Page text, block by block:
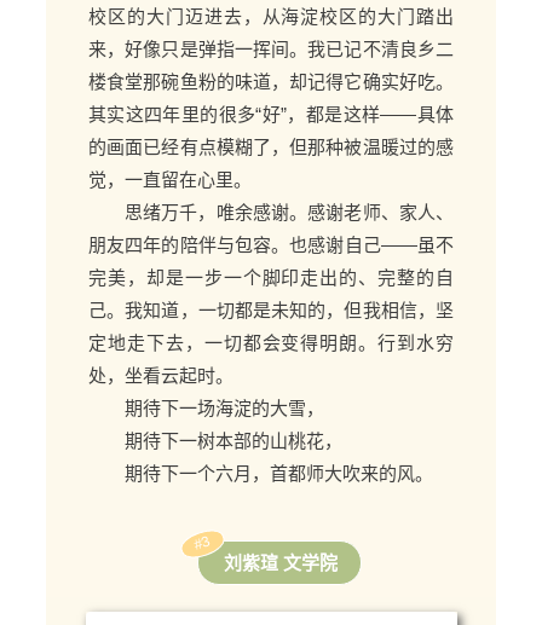
校区的大门迈进去，从海淀校区的大门踏出
来，好像只是弹指一挥间。我已记不清良乡二
楼食堂那碗鱼粉的味道，却记得它确实好吃。
其实这四年里的很多“好”，都是这样——具体
的画面已经有点模糊了，但那种被温暖过的感
觉，一直留在心里。
思绪万千，唯余感谢。感谢老师、家人、
朋友四年的陪伴与包容。也感谢自己——虽不
完美，却是一步一个脚印走出的、完整的自
己。我知道，一切都是未知的，但我相信，坚
定地走下去，一切都会变得明朗。行到水穷
处，坐看云起时。
期待下一场海淀的大雪，
期待下一树本部的山桃花，
期待下一个六月，首都师大吹来的风。
#3
刘紫瑄 文学院